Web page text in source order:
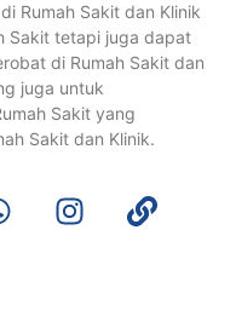
Rumah Sakit dan Klinik
Sakit tetapi juga dapat
di Rumah Sakit dan
juga untuk
Sakit yang
Sakit dan Klinik.